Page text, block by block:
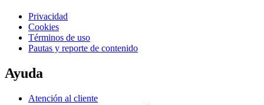
Privacidad
Cookies
Términos de uso
Pautas y reporte de contenido
Ayuda
Atención al cliente